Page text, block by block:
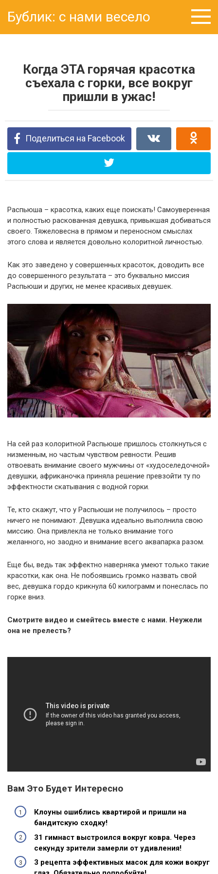
контенту
Бублик: с нами весело
Когда ЭТА горячая красотка
съехала с горки, все вокруг
пришли в ужас!
Поделиться на Facebook
Распьюша – красотка, каких еще поискать! Самоуверенная
и полностью раскованная девушка, привыкшая добиваться
своего. Тяжеловесна в прямом и переносном смыслах
этого слова и является довольно колоритной личностью.
Как это заведено у совершенных красоток, доводить все
до совершенного результата – это буквально миссия
Распьюши и других, не менее красивых девушек.
На сей раз колоритной Распьюше пришлось столкнуться с
низменным, но частым чувством ревности. Решив
отвоевать внимание своего мужчины от «худоселедочной»
девушки, африканочка приняла решение превзойти ту по
эффектности скатывания с водной горки.
Те, кто скажут, что у Распьюши не получилось – просто
ничего не понимают. Девушка идеально выполнила свою
миссию. Она привлекла не только внимание того
желанного, но заодно и внимание всего аквапарка разом.
Еще бы, ведь так эффектно наверняка умеют только такие
красотки, как она. Не побоявшись громко назвать свой
вес, девушка гордо крикнула 60 килограмм и понеслась по
горке вниз.
Смотрите видео и смейтесь вместе с нами. Неужели
она не прелесть?
Вам Это Будет Интересно
Клоуны ошиблись квартирой и пришли на
бандитскую сходку!
31 гимнаст выстроился вокруг ковра. Через
секунду зрители замерли от удивления!
3 рецепта эффективных масок для кожи вокруг